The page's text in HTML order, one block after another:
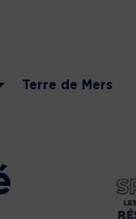
Terre de Mers